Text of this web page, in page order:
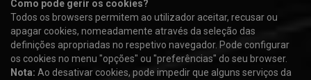
Como pode gerir os cookies?
Todos os browsers permitem ao utilizador aceitar, recusar ou
apagar cookies, nomeadamente através da seleção das
definições apropriadas no respetivo navegador. Pode configurar
os cookies no menu "opções" ou "preferências" do seu browser.
Nota: Ao desativar cookies, pode impedir que alguns serviços da